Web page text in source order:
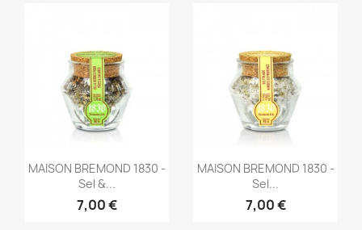
Aperçu rapide
MAISON BREMOND 1830 -
Sel &...
7,00 €
Aperçu rapide
MAISON BREMOND 1830 -
Sel...
7,00 €